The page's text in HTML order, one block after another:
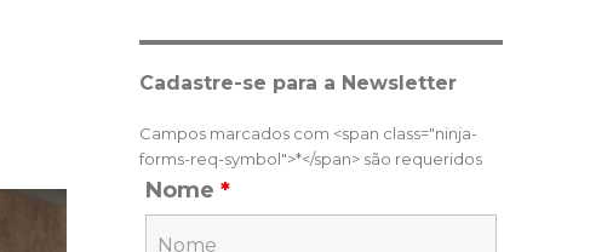
Cadastre-se para a Newsletter
Campos marcados com <span class="ninja-
forms-req-symbol">*</span> são requeridos
Nome *